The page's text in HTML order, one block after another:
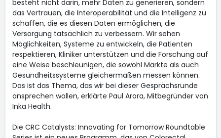
besteht nicht darin, mehr Daten zu generieren, sondern
das Vertrauen, die Interoperabilität und die Intelligenz zu
schaffen, die es diesen Daten ermöglichen, die
Versorgung tatsächlich zu verbessern. Wir sehen
Möglichkeiten, Systeme zu entwickeln, die Patienten
respektieren, Kliniker unterstützen und die Forschung auf
eine Weise beschleunigen, die sowohl Märkte als auch
Gesundheitssysteme gleichermaßen messen können.
Das ist das Thema, das wir bei dieser Gesprächsrunde
ansprechen wollen, erklärte Paul Arora, Mitbegründer von
Inka Health.
Die CRC Catalysts: Innovating for Tomorrow Roundtable